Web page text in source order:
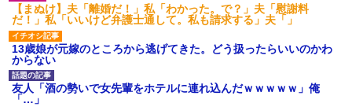
【まぬけ】夫「離婚だ！」私「わかった。で？」夫「慰謝料
だ！」私「いいけど弁護士通して。私も請求する」夫「」
13歳娘が元嫁のところから逃げてきた。どう扱ったらいいのかわ
からない
友人「酒の勢いで女先輩をホテルに連れ込んだｗｗｗｗｗ」俺
「…」